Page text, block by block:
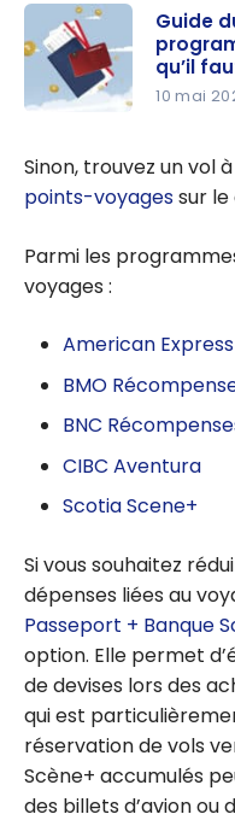
des points
Aéroplan :
combien
de points
vol ?
débutant
au
programm
e
Aéroplan :
qu’il faut
Guide
qu’il
10 mai
Sinon, trouvez un vol
points-voyagessur le
Parmi les
voyages :
American
BMO
BNC
CIBC Aventura
Scotia Scene+
Si vous souhaitez
dépenses liées au
Passeport + Banque
option. Elle permet
de devises lors des
qui est
réservation de vols
Scène+ accumulés
des billets d’avion ou